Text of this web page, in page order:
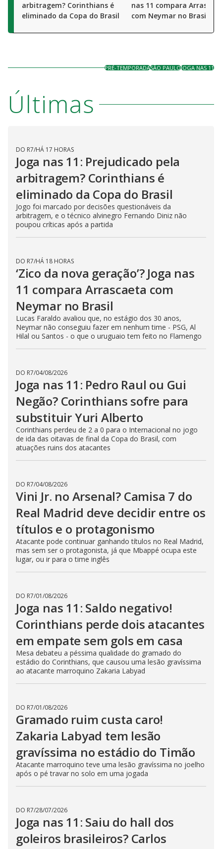
arbitragem? Corinthians é
eliminado da Copa do Brasil
nas 11 compara
com Neymar no Brasil
PRÉ-TEMPORADASÃO PAULOJOGA NAS 11
Últimas
DO R7/HÁ 17 HORAS
Joga nas 11: Prejudicado pela
arbitragem? Corinthians é
eliminado da Copa do Brasil
Jogo foi marcado por decisões questionáveis da
arbitragem, e o técnico alvinegro Fernando Diniz não
poupou críticas após a partida
DO R7/HÁ 18 HORAS
‘Zico da nova geração’? Joga nas
11 compara Arrascaeta com
Neymar no Brasil
Lucas Faraldo avaliou que, no estágio dos 30 anos,
Neymar não conseguiu fazer em nenhum time - PSG, Al
Hilal ou Santos - o que o uruguaio tem feito no Flamengo
DO R7/04/08/2026
Joga nas 11: Pedro Raul ou Gui
Negão? Corinthians sofre para
substituir Yuri Alberto
Corinthians perdeu de 2 a 0 para o Internacional no jogo
de ida das oitavas de final da Copa do Brasil, com
atuações ruins dos atacantes
DO R7/04/08/2026
Vini Jr. no Arsenal? Camisa 7 do
Real Madrid deve decidir entre os
títulos e o protagonismo
Atacante pode continuar ganhando títulos no Real Madrid,
mas sem ser o protagonista, já que Mbappé ocupa este
lugar, ou ir para o time inglês
DO R7/01/08/2026
Joga nas 11: Saldo negativo!
Corinthians perde dois atacantes
em empate sem gols em casa
Mesa debateu a péssima qualidade do gramado do
estádio do Corinthians, que causou uma lesão gravíssima
ao atacante marroquino Zakaria Labyad
DO R7/01/08/2026
Gramado ruim custa caro!
Zakaria Labyad tem lesão
gravíssima no estádio do Timão
Atacante marroquino teve uma lesão gravíssima no joelho
após o pé travar no solo em uma jogada
DO R7/28/07/2026
Joga nas 11: Saiu do hall dos
goleiros brasileiros? Carlos